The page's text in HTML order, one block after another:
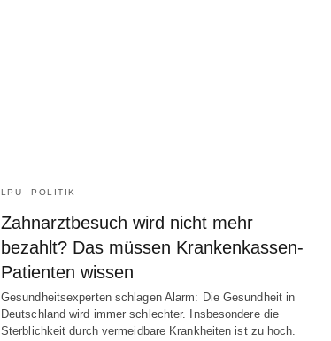
LPU POLITIK
Zahnarztbesuch wird nicht mehr
bezahlt? Das müssen Krankenkassen-
Patienten wissen
Gesundheitsexperten schlagen Alarm: Die Gesundheit in
Deutschland wird immer schlechter. Insbesondere die
Sterblichkeit durch vermeidbare Krankheiten ist zu hoch.